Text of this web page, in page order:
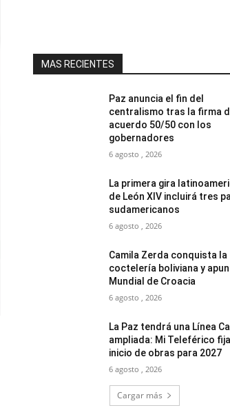
MAS RECIENTES
Paz anuncia el fin del
centralismo tras la firma
acuerdo 50/50 con los
gobernadores
6 agosto , 2026
La primera gira
de León XIV incluirá tres
sudamericanos
6 agosto , 2026
Camila Zerda conquista la
coctelería boliviana y
Mundial de Croacia
6 agosto , 2026
La Paz tendrá una Línea
ampliada: Mi Teleférico fija
inicio de obras para 2027
6 agosto , 2026
Cargar más